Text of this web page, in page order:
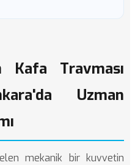
Kafa Travması
Uzman
mekanik bir kuvvetin